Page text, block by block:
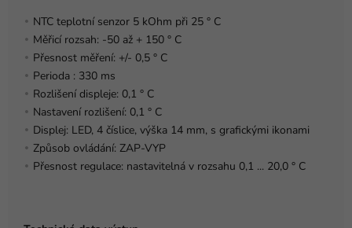
NTC teplotní senzor 5 kOhm při 25 ° C
Měřicí rozsah: -50 až + 150 ° C
Přesnost měření: +/- 0,5 ° C
Perioda : 330 ms
Rozlišení displeje: 0,1 ° C
Nastavení rozlišení: 0,1 ° C
Displej: LED, 4 číslice, výška 14 mm, s grafickými ikonami
Způsob ovládání: ZAP-VYP
Přesnost regulace: nastavitelná v rozsahu 0,1 ... 20,0 ° C